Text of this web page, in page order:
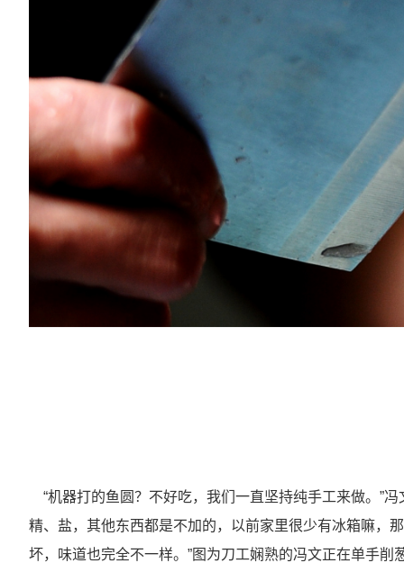
“机器打的鱼圆？不好吃，我们一直坚持纯手工来做。”
精、盐，其他东西都是不加的，以前家里很少有冰箱嘛，
坏，味道也完全不一样。”图为刀工娴熟的冯文正在单手削